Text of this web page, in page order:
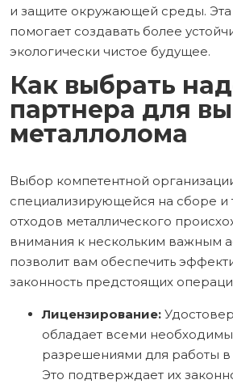
и защите окружающей среды. Эта
помогает создавать более
экологически чистое будущее.
Как выбрать
партнера для
металлолома
Выбор компетентной
специализирующейся на сборе и
отходов металлического
внимания к нескольким важным
позволит вам обеспечить
законность предстоящих
Лицензирование:
обладает всеми
разрешениями для работы
Это подтверждает их